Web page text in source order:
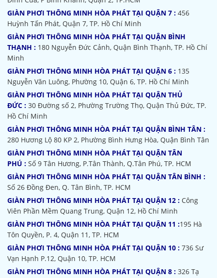
GIÀN PHƠI THÔNG MINH HÒA PHÁT TẠI QUẬN 7 : 456
Huỳnh Tấn Phát, Quận 7, TP. Hồ Chí Minh
GIÀN PHƠI THÔNG MINH HÒA PHÁT TẠI QUẬN BÌNH
THẠNH : 180 Nguyễn Đức Cảnh, Quận Bình Thạnh, TP. Hồ Chí
Minh
GIÀN PHƠI THÔNG MINH HÒA PHÁT TẠI QUẬN 6 : 135
Nguyễn Văn Luông, Phường 10, Quận 6, TP. Hồ Chí Minh
GIÀN PHƠI THÔNG MINH HÒA PHÁT TẠI QUẬN THỦ
ĐỨC : 30 Đường số 2, Phường Trường Thọ, Quận Thủ Đức, TP.
Hồ Chí Minh
GIÀN PHƠI THÔNG MINH HÒA PHÁT TẠI QUẬN BÌNH TÂN :
280 Hương Lộ 80 KP 2, Phường Bình Hưng Hòa, Quận Bình Tân
GIÀN PHƠI THÔNG MINH HÒA PHÁT TẠI QUẬN TÂN
PHÚ : Số 9 Tân Hương, P.Tân Thành, Q.Tân Phú, TP. HCM
GIÀN PHƠI THÔNG MINH HÒA PHÁT TẠI QUẬN TÂN BÌNH :
Số 26 Đồng Đen, Q. Tân Bình, TP. HCM
GIÀN PHƠI THÔNG MINH HÒA PHÁT TẠI QUẬN 12 : Công
Viên Phần Mềm Quang Trung, Quận 12, Hồ Chí Minh
GIÀN PHƠI THÔNG MINH HÒA PHÁT TẠI QUẬN 11 :195 Hà
Tôn Quyền, P. 4, Quận 11, TP. HCM
GIÀN PHƠI THÔNG MINH HÒA PHÁT TẠI QUẬN 10 : 736 Sư
Vạn Hạnh P.12, Quận 10, TP. HCM
GIÀN PHƠI THÔNG MINH HÒA PHÁT TẠI QUẬN 8 : 326 Tạ